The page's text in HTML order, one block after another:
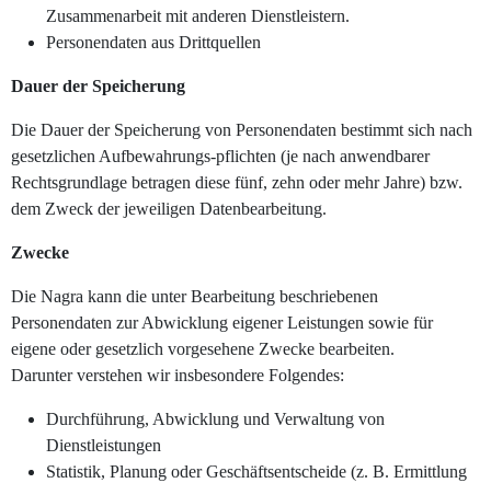
Zusammenarbeit mit anderen Dienstleistern.
Personendaten aus Drittquellen
Dauer der Speicherung
Die Dauer der Speicherung von Personendaten bestimmt sich nach
gesetzlichen Aufbewahrungs-pflichten (je nach anwendbarer
Rechtsgrundlage betragen diese fünf, zehn oder mehr Jahre) bzw.
dem Zweck der jeweiligen Datenbearbeitung.
Zwecke
Die Nagra kann die unter Bearbeitung beschriebenen
Personendaten zur Abwicklung eigener Leistungen sowie für
eigene oder gesetzlich vorgesehene Zwecke bearbeiten.
Darunter verstehen wir insbesondere Folgendes:
Durchführung, Abwicklung und Verwaltung von
Dienstleistungen
Statistik, Planung oder Geschäftsentscheide (z. B. Ermittlung